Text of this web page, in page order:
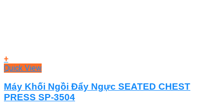
+
Quick View
Máy Khối Ngồi Đẩy Ngực SEATED CHEST
PRESS SP-3504